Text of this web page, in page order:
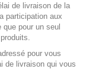
de livraison de la
participation aux
pour un seul
pour vous
de livraison qui vous